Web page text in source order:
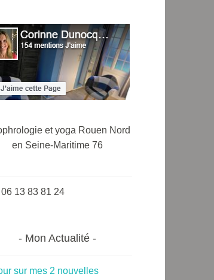
et yoga Rouen Nord
en Seine-Maritime 76
13 83 81 24
Mon Actualité
sur mes 2 nouvelles